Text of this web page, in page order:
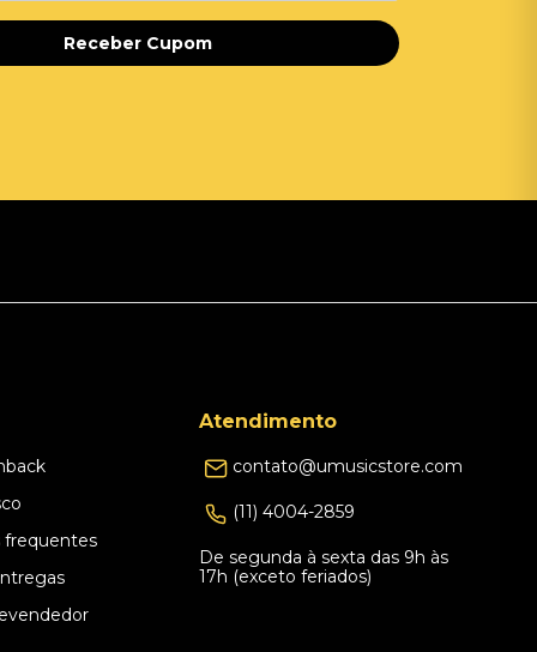
Receber Cupom
frequentes
Atendimento
contato@umusicstore.com
(11) 4004-2859
De segunda à sexta das 9h às
17h (exceto feriados)